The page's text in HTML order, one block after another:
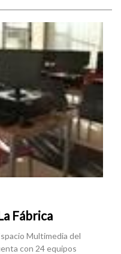
Fábrica
Multimedia del
con 24 equipos